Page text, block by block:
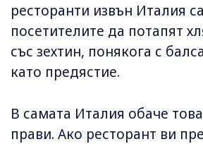
ресторанти извън Италия
посетителите да потапят
със зехтин, понякога с
като предястие.
В самата Италия обаче
прави. Ако ресторант ви